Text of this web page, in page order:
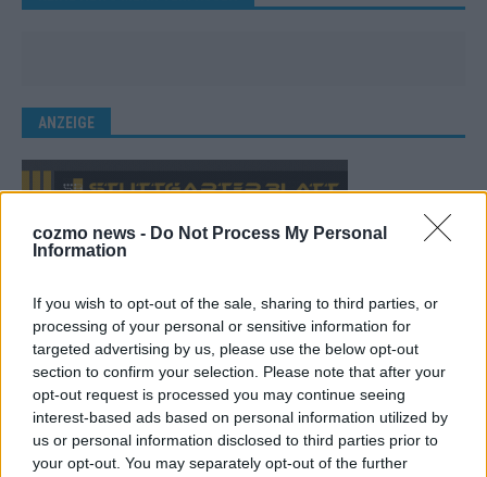
cozmo news - Do Not Process My Personal
Information
If you wish to opt-out of the sale, sharing to third parties, or
processing of your personal or sensitive information for
targeted advertising by us, please use the below opt-out
section to confirm your selection. Please note that after your
opt-out request is processed you may continue seeing
interest-based ads based on personal information utilized by
us or personal information disclosed to third parties prior to
your opt-out. You may separately opt-out of the further
ANZEIGE